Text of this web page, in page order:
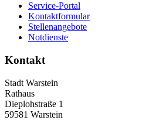
Service-Portal
Kontaktformular
Stellenangebote
Notdienste
Kontakt
Stadt Warstein
Rathaus
Dieplohstraße 1
59581 Warstein